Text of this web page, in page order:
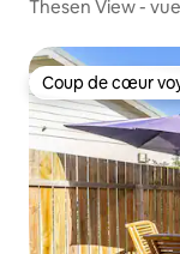
Thesen View -
Coup de cœur
Coup de cœur